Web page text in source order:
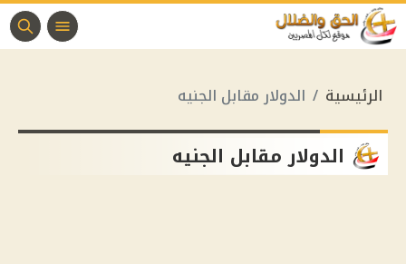
الرئيسية الدولار مقابل الجنيه
الدولار مقابل الجنيه